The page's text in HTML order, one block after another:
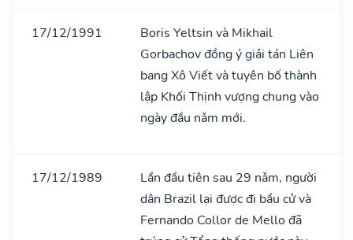
17/12/1991
Boris Yeltsin và Mikhail
Gorbachov đồng ý giải tán Liên
bang Xô Viết và tuyên bố thành
lập Khối Thịnh vượng chung vào
ngày đầu nǎm mới.
17/12/1989
Lần đầu tiên sau 29 nǎm, người
dân Brazil lại được đi bầu cử và
Fernando Collor de Mello đã